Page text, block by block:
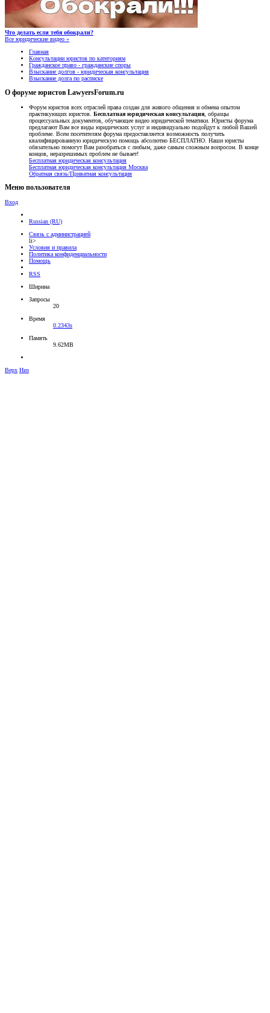
Что делать если тебя обокрали?
Все юридические видео »
Главная
Консультации юристов по категориям
Гражданское право - гражданские споры
Взыскание долгов - юридическая консультация
Взыскание долга по расписке
О форуме юристов LawyersForum.ru
Форум юристов всех отраслей права создан для живого общения и обмена опытом
практикующих юристов. Бесплатная юридическая консультация , образцы
процессуальных документов, обучающее видео юридической тематики. Юристы форума
предлагают Вам все виды юридических услуг и индивидуально подойдут к любой Вашей
проблеме. Всем посетителям форума предоставляется возможность получить
квалифицированную юридическую помощь абсолютно БЕСПЛАТНО. Наши юристы
обязательно помогут Вам разобраться с любым, даже самым сложным вопросом. В конце
концов, неразрешимых проблем не бывает!
Бесплатная юридическая консультация
Бесплатная юридическая консультация Москва
Обратная связь/Приватная консультация
Меню пользователя
Вход
Russian (RU)
Связь с администрацией
li>
Условия и правила
Политика конфиденциальности
Помощь
RSS
Ширина
Запросы
20
Время
0.2343s
Память
9.62MB
Верх Низ